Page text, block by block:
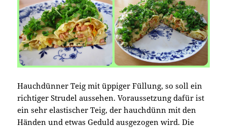
Hauchdünner Teig mit üppiger Füllung, so soll ein
richtiger Strudel aussehen. Voraussetzung dafür ist
ein sehr elastischer Teig, der hauchdünn mit den
Händen und etwas Geduld ausgezogen wird. Die